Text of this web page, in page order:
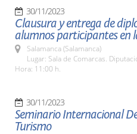
30/11/2023
Clausura y entrega de
alumnos participantes en
Salamanca (Salamanca)
Lugar: Sala de Comarcas.
Hora: 11:00 h.
30/11/2023
Seminario Internacional
Turismo